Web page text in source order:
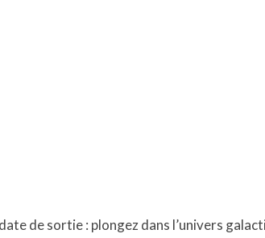
de sortie : plongez dans l’univers